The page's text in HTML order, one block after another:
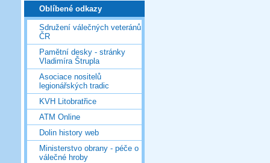
Oblíbené odkazy
Sdružení válečných veteránů
ČR
Pamětní desky - stránky
Vladimíra Štrupla
Asociace nositelů
legionářských tradic
KVH Litobratřice
ATM Online
Dolin history web
Ministerstvo obrany - péče o
válečné hroby